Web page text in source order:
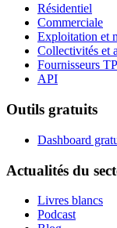
Résidentiel
Commerciale
Exploitation et
Collectivités et
Fournisseurs
API
Outils gratuits
Dashboard
Actualités du
Livres blancs
Podcast